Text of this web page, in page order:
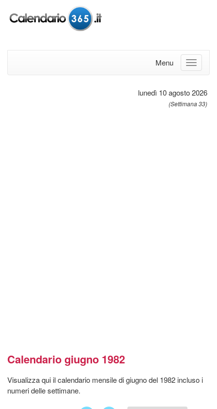
Menu
lunedì 10 agosto 2026
(Settimana 33)
Calendario giugno 1982
Visualizza qui il calendario mensile di giugno del 1982 incluso i
numeri delle settimane.